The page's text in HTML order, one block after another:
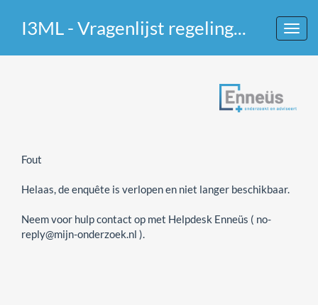
I3ML - Vragenlijst regeling voor mijnbouwschade
Fout
Helaas, de enquête is verlopen en niet langer beschikbaar.
Neem voor hulp contact op met Helpdesk Enneüs ( no-
reply@mijn-onderzoek.nl ).